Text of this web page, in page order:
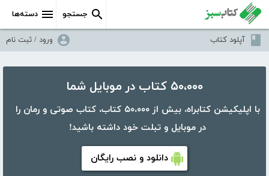
دسته‌ها جستجو
آپلود کتاب ورود / ثبت نام
۵۰،۰۰۰ کتاب در موبایل شما
با اپلیکیشن کتابراه، بیش از ۵۰،۰۰۰ کتاب، کتاب صوتی و رمان را
در موبایل و تبلت خود داشته باشید!
دانلود و نصب رایگان